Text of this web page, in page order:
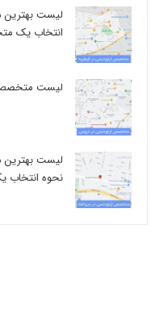
لیست
انتخاب یک
لیست متخصص
لیست بهترین
نحوه